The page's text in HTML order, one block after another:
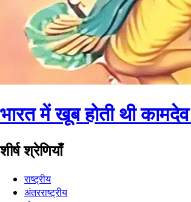
भारत में खूब होती थी
शीर्ष श्रेणियाँ
राष्ट्रीय
अंतरराष्ट्रीय